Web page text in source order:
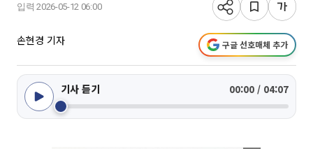
입력 2026-05-12 06:00
손현경 기자 구글 선호매체 추가
기사 듣기 00:00 / 04:07